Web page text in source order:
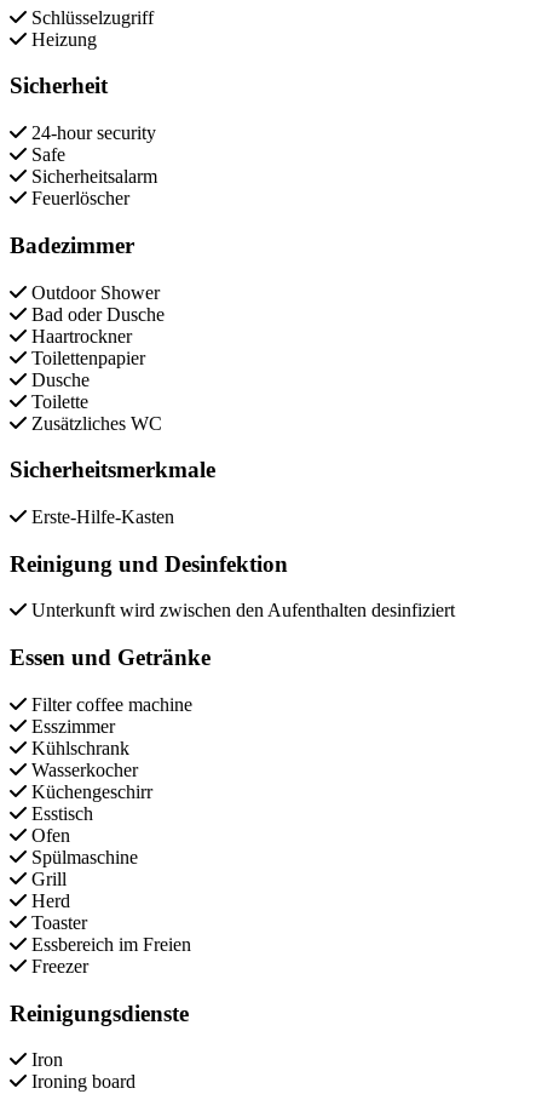
Schlüsselzugriff
Heizung
Sicherheit
24-hour security
Safe
Sicherheitsalarm
Feuerlöscher
Badezimmer
Outdoor Shower
Bad oder Dusche
Haartrockner
Toilettenpapier
Dusche
Toilette
Zusätzliches WC
Sicherheitsmerkmale
Erste-Hilfe-Kasten
Reinigung und Desinfektion
Unterkunft wird zwischen den Aufenthalten desinfiziert
Essen und Getränke
Filter coffee machine
Esszimmer
Kühlschrank
Wasserkocher
Küchengeschirr
Esstisch
Ofen
Spülmaschine
Grill
Herd
Toaster
Essbereich im Freien
Freezer
Reinigungsdienste
Iron
Ironing board